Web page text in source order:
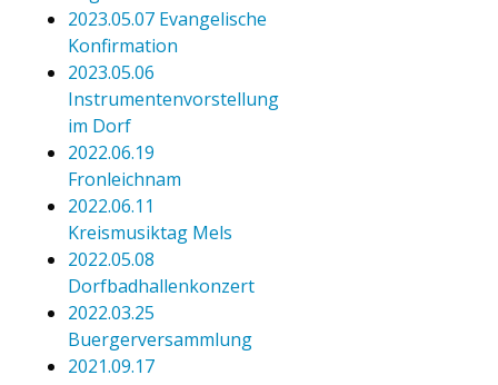
2023.05.07 Evangelische
Konfirmation
2023.05.06
Instrumentenvorstellung
im Dorf
2022.06.19
Fronleichnam
2022.06.11
Kreismusiktag Mels
2022.05.08
Dorfbadhallenkonzert
2022.03.25
Buergerversammlung
2021.09.17